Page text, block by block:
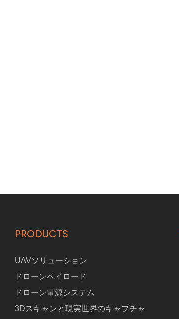
PRODUCTS
UAVソリューション
ドローンペイロード
ドローン電源システム
3Dスキャンと現実世界のキャプチャ